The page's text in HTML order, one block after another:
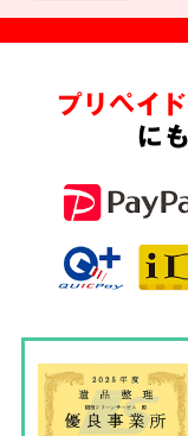
プリペイ
に